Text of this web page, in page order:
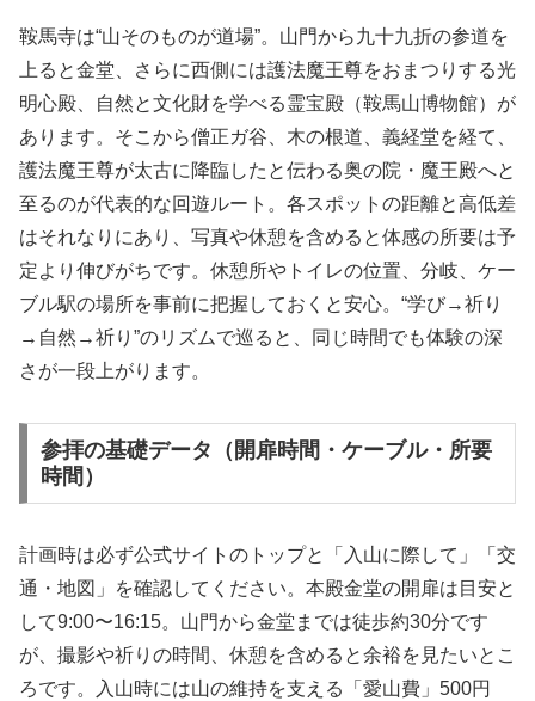
鞍馬寺は“山そのものが道場”。山門から九十九折の参道を
上ると金堂、さらに西側には護法魔王尊をおまつりする光
明心殿、自然と文化財を学べる霊宝殿（鞍馬山博物館）が
あります。そこから僧正ガ谷、木の根道、義経堂を経て、
護法魔王尊が太古に降臨したと伝わる奥の院・魔王殿へと
至るのが代表的な回遊ルート。各スポットの距離と高低差
はそれなりにあり、写真や休憩を含めると体感の所要は予
定より伸びがちです。休憩所やトイレの位置、分岐、ケー
ブル駅の場所を事前に把握しておくと安心。“学び→祈り
→自然→祈り”のリズムで巡ると、同じ時間でも体験の深
さが一段上がります。
参拝の基礎データ（開扉時間・ケーブル・所要
時間）
計画時は必ず公式サイトのトップと「入山に際して」「交
通・地図」を確認してください。本殿金堂の開扉は目安と
して9:00〜16:15。山門から金堂までは徒歩約30分です
が、撮影や祈りの時間、休憩を含めると余裕を見たいとこ
ろです。入山時には山の維持を支える「愛山費」500円